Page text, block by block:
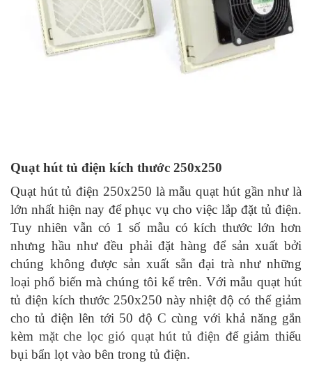
Quạt hút tủ điện kích thước 250x250
Quạt hút tủ điện 250x250 là mẫu quạt hút gần như là
lớn nhất hiện nay để phục vụ cho việc lắp đặt tủ điện.
Tuy nhiên vẫn có 1 số mẫu có kích thước lớn hơn
nhưng hầu như đều phải đặt hàng để sản xuất bởi
chúng không được sản xuất sẵn đại trà như những
loại phổ biến mà chúng tôi kể trên. Với mẫu quạt hút
tủ điện kích thước 250x250 này nhiệt độ có thể giảm
cho tủ điện lên tới 50 độ C cùng với khả năng gắn
kèm mặt che lọc gió quạt hút tủ điện để giảm thiểu
bụi bẩn lọt vào bên trong tủ điện.